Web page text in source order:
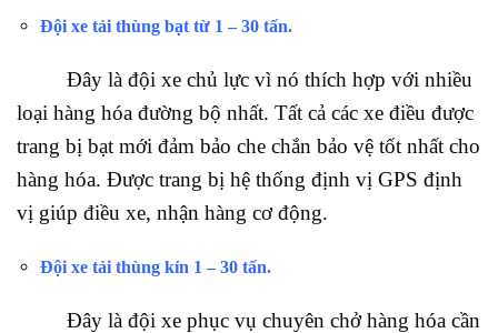
Đội xe tải thùng bạt từ 1 – 30 tấn.
Đây là đội xe chủ lực vì nó thích hợp với nhiều
loại hàng hóa đường bộ nhất. Tất cả các xe điều được
trang bị bạt mới đảm bảo che chắn bảo vệ tốt nhất cho
hàng hóa. Được trang bị hệ thống định vị GPS định
vị giúp điều xe, nhận hàng cơ động.
Đội xe tải thùng kín 1 – 30 tấn.
Đây là đội xe phục vụ chuyên chở hàng hóa cần